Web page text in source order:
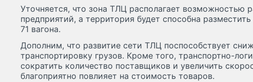
Уточняется, что зона ТЛЦ располагает
предприятий, а территория будет способна
71 вагона.
Дополним, что развитие сети ТЛЦ поспособствует
транспортировку грузов. Кроме того, транспортно-
сократить количество поставщиков и увеличить
благоприятно повлияет на стоимость товаров.